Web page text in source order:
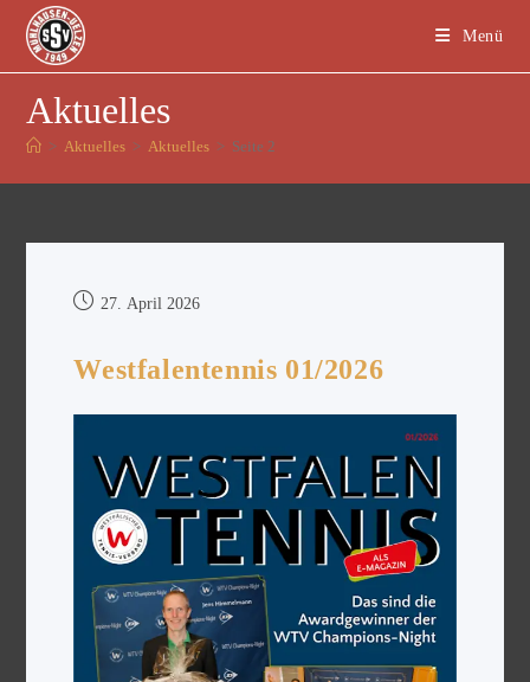
Menü
Aktuelles
> Aktuelles > Aktuelles > Seite 2
27. April 2026
Westfalentennis 01/2026